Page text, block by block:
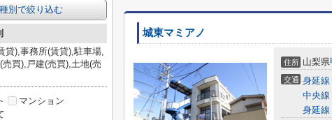
城東マミアノ
住所 山梨県
交通 身延線
中央線
身延線
種別で絞り込む
貸),事務所(賃貸),駐車場,
売買),戸建(売買),土地(売
マンション